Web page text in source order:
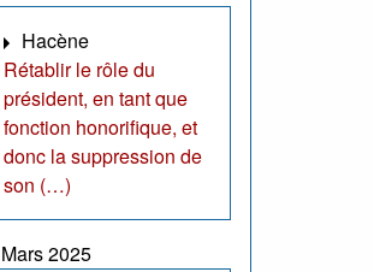
Hacène
Rétablir le rôle du
président, en tant que
fonction honorifique, et
donc la suppression de
son (…)
Mars 2025